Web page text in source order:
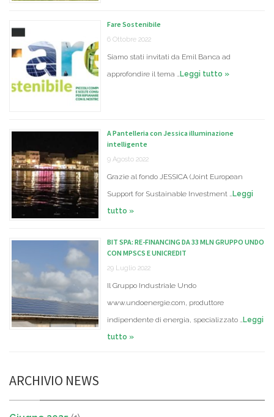
Fare Sostenibile
6 Ottobre 2022
Siamo stati invitati da Emil Banca ad
approfondire il tema …Leggi tutto »
A Pantelleria con Jessica illuminazione
intelligente
9 Agosto 2022
Grazie al fondo JESSICA (Joint European
Support for Sustainable Investment …Leggi
tutto »
BIT SPA: RE-FINANCING DA 33 MLN GRUPPO UNDO
CON MPSCS E UNICREDIT
29 Luglio 2022
Il Gruppo Industriale Undo
www.undoenergie.com, produttore
indipendente di energia, specializzato …Leggi
tutto »
ARCHIVIO NEWS